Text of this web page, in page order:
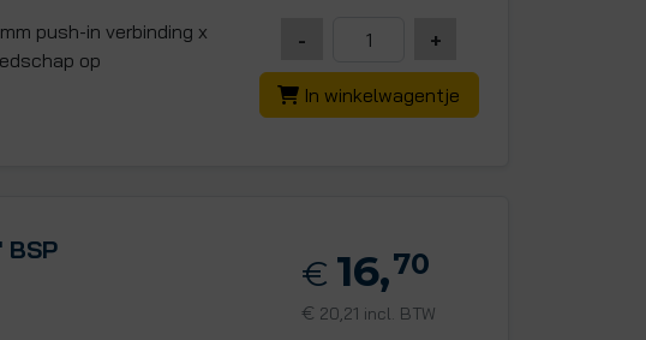
push-in verbinding x
op
- +
In winkelwagentje
€ 16,70
€ 20,21 incl. BTW